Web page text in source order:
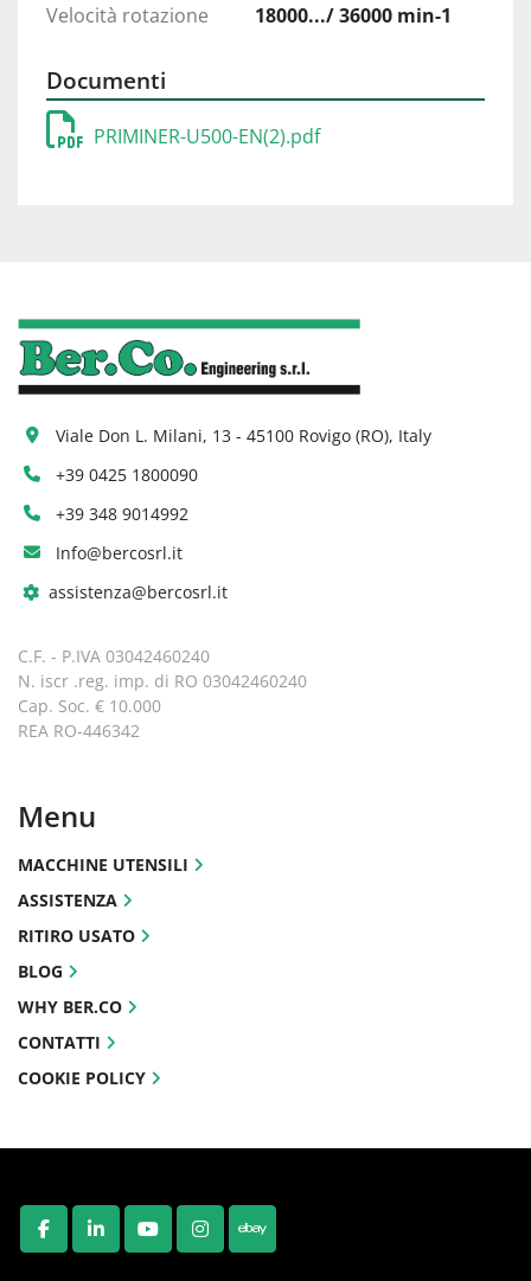
Velocità rotazione 18000.../ 36000 min-1
Documenti
PRIMINER-U500-EN(2).pdf
FACEBOOK
LINKEDINYOUTUBEINSTAGRAM
EBAY
Viale Don L. Milani, 13 - 45100 Rovigo (RO), Italy
+39 0425 1800090
+39 348 9014992
Info@bercosrl.it
assistenza@bercosrl.it
C.F. - P.IVA 03042460240
N. iscr .reg. imp. di RO 03042460240
Cap. Soc. € 10.000
REA RO-446342
Menu
MACCHINE UTENSILI
ASSISTENZA
RITIRO USATO
BLOG
WHY BER.CO
CONTATTI
COOKIE POLICY